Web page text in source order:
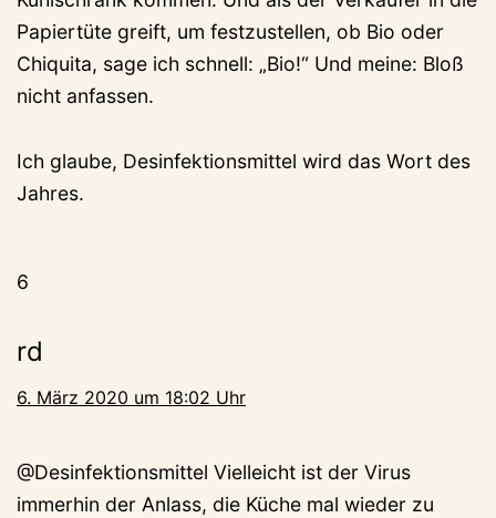
Papiertüte greift, um festzustellen, ob Bio oder
Chiquita, sage ich schnell: „Bio!“ Und meine: Bloß
nicht anfassen.
Ich glaube, Desinfektionsmittel wird das Wort des
Jahres.
6
rd
6. März 2020 um 18:02 Uhr
@Desinfektionsmittel Vielleicht ist der Virus
immerhin der Anlass, die Küche mal wieder zu